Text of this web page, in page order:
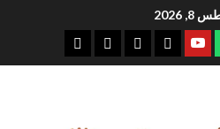
2026
youtube